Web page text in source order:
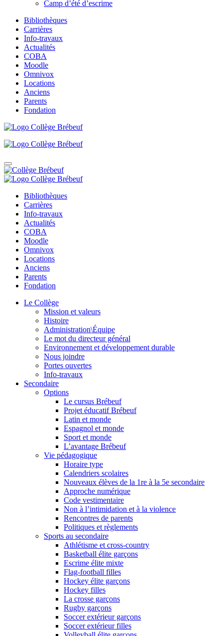
Camp d’été d’escrime
Bibliothèques
Carrières
Info-travaux
Actualités
COBA
Moodle
Omnivox
Locations
Anciens
Parents
Fondation
Bibliothèques
Carrières
Info-travaux
Actualités
COBA
Moodle
Omnivox
Locations
Anciens
Parents
Fondation
Le Collège
Mission et valeurs
Histoire
Administration\Équipe
Le mot du directeur général
Environnement et développement durable
Nous joindre
Portes ouvertes
Info-travaux
Secondaire
Options
Le cursus Brébeuf
Projet éducatif Brébeuf
Latin et monde
Espagnol et monde
Sport et monde
L’avantage Brébeuf
Vie pédagogique
Horaire type
Calendriers scolaires
Nouveaux élèves de la 1re à la 5e secondaire
Approche numérique
Code vestimentaire
Non à l’intimidation et à la violence
Rencontres de parents
Politiques et règlements
Sports au secondaire
Athlétisme et cross-country
Basketball élite garçons
Escrime élite mixte
Flag-football filles
Hockey élite garçons
Hockey filles
La crosse garçons
Rugby garçons
Soccer extérieur garçons
Soccer extérieur filles